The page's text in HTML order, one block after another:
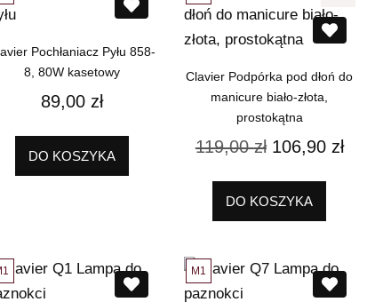
Pochłaniacz Pyłu 858-
8, 80W kasetowy
89,00 zł
DO KOSZYKA
Clavier Podpórka pod dłoń do
manicure biało-złota,
prostokątna
119,00zł 106,90 zł
DO KOSZYKA
M1